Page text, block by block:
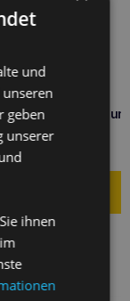
Taurin für Hunde
250g
und
geben
unserer
ihnen